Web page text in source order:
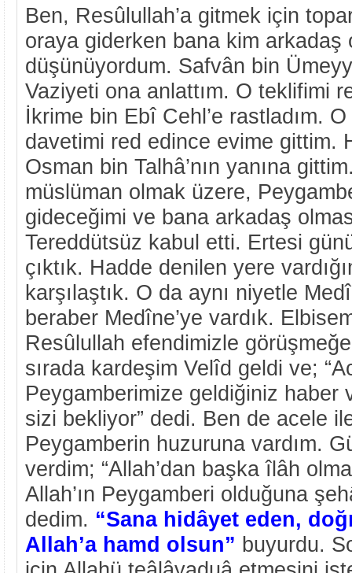
Ben, Resûlullah’a gitmek için
oraya giderken bana kim arkadaş
düşünüyordum. Safvân bin
Vaziyeti ona anlattım. O teklifimi
İkrime bin Ebî Cehl’e rastladım.
davetimi red edince evime gittim.
Osman bin Talhâ’nın yanına
müslüman olmak üzere,
gideceğimi ve bana arkadaş
Tereddütsüz kabul etti. Ertesi
çıktık. Hadde denilen yere
karşılaştık. O da aynı niyetle
beraber Medîne’ye vardık.
Resûlullah efendimizle
sırada kardeşim Velîd geldi ve;
Peygamberimize geldiğiniz haber
sizi bekliyor” dedi. Ben de acele
Peygamberin huzuruna vardım.
verdim; “Allah’dan başka îlâh
Allah’ın Peygamberi olduğuna
dedim. “Sana hidâyet eden,
Allah’a hamd olsun” buyurdu.